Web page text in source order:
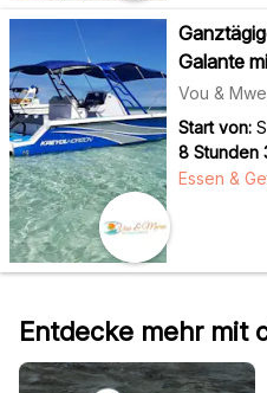
Galante
Vou &
Start von:
8 Stunden
Essen &
Entdecke mehr mit